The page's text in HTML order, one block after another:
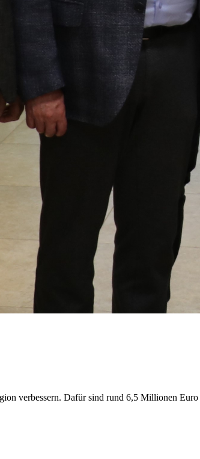
verbessern. Dafür sind rund 6,5 Millionen